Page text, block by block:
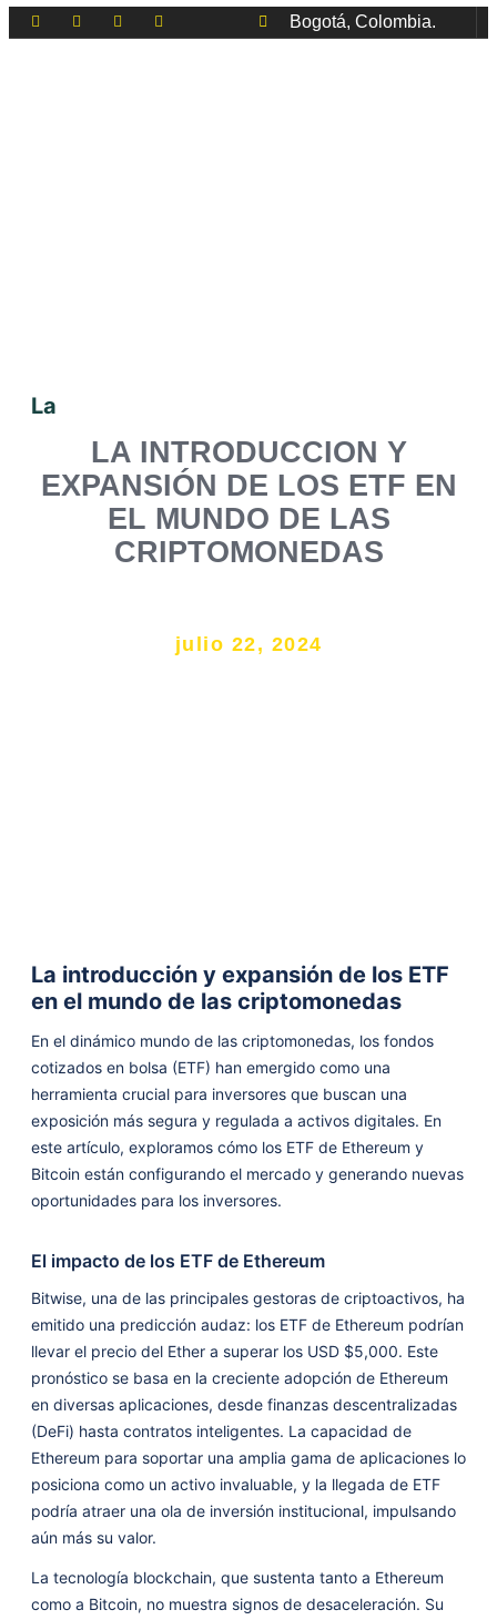
Bogotá, Colombia.
La
LA INTRODUCCION Y
EXPANSIÓN DE LOS ETF EN
EL MUNDO DE LAS
CRIPTOMONEDAS
julio 22, 2024
La introducción y expansión de los ETF
en el mundo de las criptomonedas
En el dinámico mundo de las criptomonedas, los fondos
cotizados en bolsa (ETF) han emergido como una
herramienta crucial para inversores que buscan una
exposición más segura y regulada a activos digitales. En
este artículo, exploramos cómo los ETF de Ethereum y
Bitcoin están configurando el mercado y generando nuevas
oportunidades para los inversores.
El impacto de los ETF de Ethereum
Bitwise, una de las principales gestoras de criptoactivos, ha
emitido una predicción audaz: los ETF de Ethereum podrían
llevar el precio del Ether a superar los USD $5,000. Este
pronóstico se basa en la creciente adopción de Ethereum
en diversas aplicaciones, desde finanzas descentralizadas
(DeFi) hasta contratos inteligentes. La capacidad de
Ethereum para soportar una amplia gama de aplicaciones lo
posiciona como un activo invaluable, y la llegada de ETF
podría atraer una ola de inversión institucional, impulsando
aún más su valor.
La tecnología blockchain, que sustenta tanto a Ethereum
como a Bitcoin, no muestra signos de desaceleración. Su